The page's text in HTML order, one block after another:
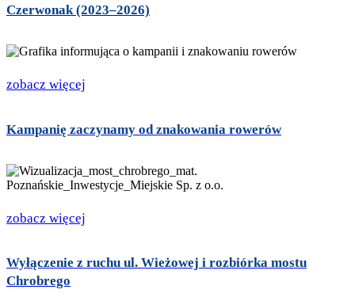
Czerwonak (2023–2026)
zobacz więcej
Kampanię zaczynamy od znakowania rowerów
zobacz więcej
Wyłączenie z ruchu ul. Wieżowej i rozbiórka mostu
Chrobrego